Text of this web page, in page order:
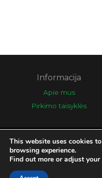
Informacija
Apie mus
Pirkimo taisyklės
© 2026 Eglės galerija
This website uses cookies
browsing experience.
Find out more or adjust your